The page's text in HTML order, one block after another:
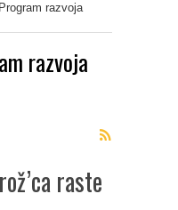
razvoja
razvoja
raste